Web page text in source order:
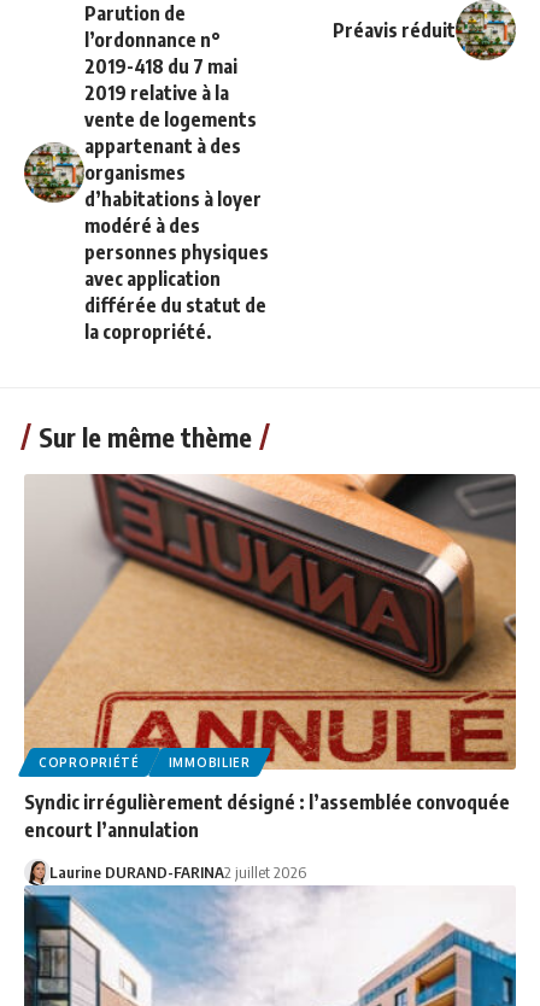
Parution de
l’ordonnance n°
2019-418 du 7 mai
2019 relative à la
vente de logements
appartenant à des
organismes
d’habitations à loyer
modéré à des
personnes physiques
avec application
différée du statut de
la copropriété.
Préavis réduit
Sur le même thème
COPROPRIÉTÉ IMMOBILIER
Syndic irrégulièrement désigné : l’assemblée convoquée
encourt l’annulation
Laurine DURAND-FARINA2 juillet 2026